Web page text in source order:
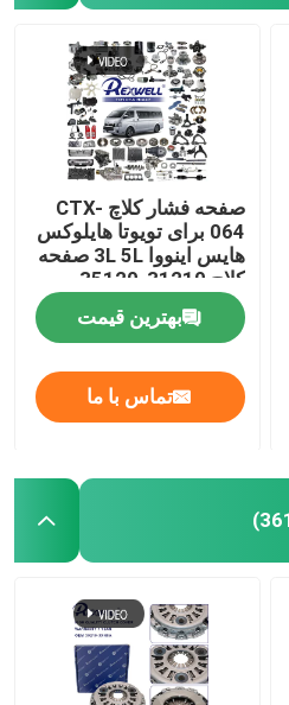
صفحه فشار کلاچ CTX-
064 برای تویوتا هایلوکس
هایس اینووا 3L 5L صفحه
کلاچ 31210-35120
بهترین قیمت
تماس با ما